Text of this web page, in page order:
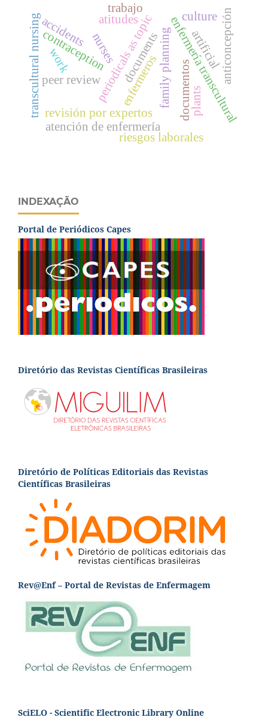
documentos
periodicals as topic
revisión por expertos
transcultural nursing enfermería transcultural
atención de enfermería
family planning
contraception anticoncepción
peer review documents
nurses
enfermeros
accidents
riesgos laborales
atitudes culture
plants
artificial
work
trabajo
INDEXAÇÃO
Portal de Periódicos Capes
Diretório das Revistas Científicas Brasileiras
Diretório de Políticas Editoriais das Revistas
Científicas Brasileiras
Rev@Enf – Portal de Revistas de Enfermagem
SciELO - Scientific Electronic Library Online